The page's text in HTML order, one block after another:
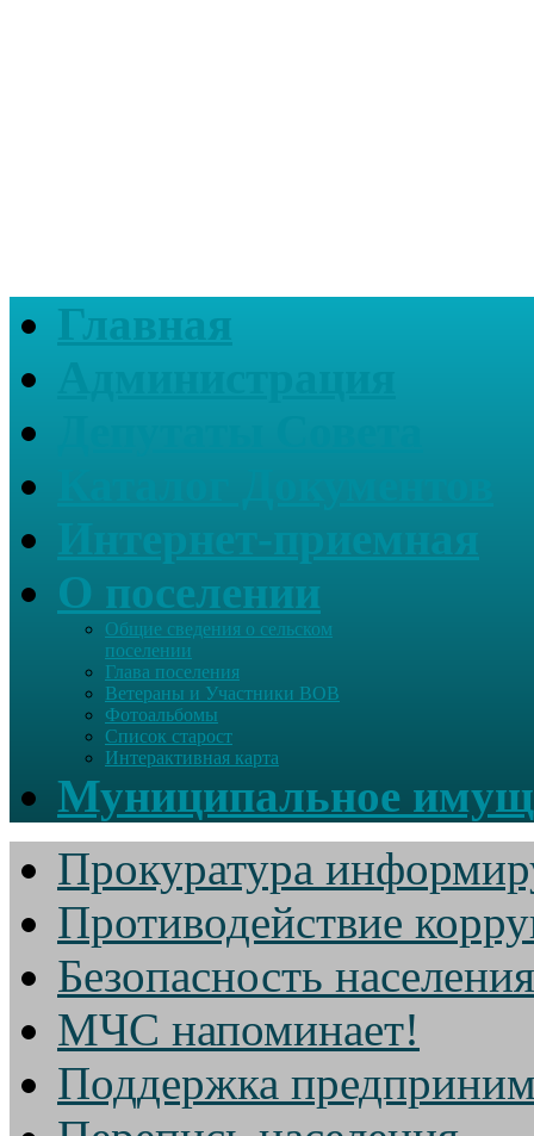
Главная
О поселении
Общие сведения о сельском
поселении
Глава поселения
Ветераны и Участники ВОВ
Фотоальбомы
Список старост
Интерактивная карта
Муниципальное
Прокуратура
Противодействие
Безопасность населения
МЧС напоминает!
Поддержка